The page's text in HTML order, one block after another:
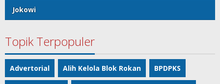
Jokowi
Topik Terpopuler
Advertorial Alih Kelola Blok Rokan BPDPKS